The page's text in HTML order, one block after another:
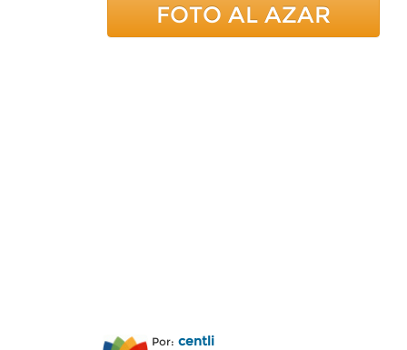
FOTO AL AZAR
Por: centli